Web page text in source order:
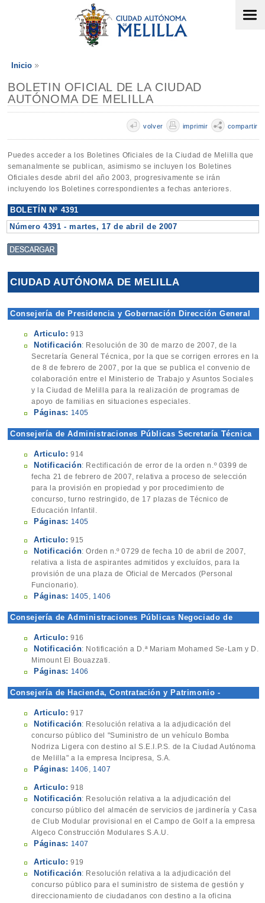
Inicio
BOLETIN OFICIAL DE LA CIUDAD
AUTÓNOMA DE MELILLA
volver imprimir compartir
Puedes acceder a los Boletines Oficiales de la Ciudad de Melilla que
semanalmente se publican, asimismo se incluyen los Boletines
Oficiales desde abril del año 2003, progresivamente se irán
incluyendo los Boletines correspondientes a fechas anteriores.
BOLETÍN Nº 4391
Número 4391 - martes, 17 de abril de 2007
CIUDAD AUTÓNOMA DE MELILLA
Consejería de Presidencia y Gobernación Dirección General
Articulo: 913
Notificación: Resolución de 30 de marzo de 2007, de la
Secretaría General Técnica, por la que se corrigen errores en la
de 8 de febrero de 2007, por la que se publica el convenio de
colaboración entre el Ministerio de Trabajo y Asuntos Sociales
y la Ciudad de Melilla para la realización de programas de
apoyo de familias en situaciones especiales.
Páginas: 1405
Consejería de Administraciones Públicas Secretaría Técnica
Articulo: 914
Notificación: Rectificación de error de la orden n.º 0399 de
fecha 21 de febrero de 2007, relativa a proceso de selección
para la provisión en propiedad y por procedimiento de
concurso, turno restringido, de 17 plazas de Técnico de
Educación Infantil.
Páginas: 1405
Articulo: 915
Notificación: Orden n.º 0729 de fecha 10 de abril de 2007,
relativa a lista de aspirantes admitidos y excluídos, para la
provisión de una plaza de Oficial de Mercados (Personal
Funcionario).
Páginas: 1405, 1406
Consejería de Administraciones Públicas Negociado de
Articulo: 916
Notificación: Notificación a D.ª Mariam Mohamed Se-Lam y D.
Mimount El Bouazzati.
Páginas: 1406
Consejería de Hacienda, Contratación y Patrimonio -
Articulo: 917
Notificación: Resolución relativa a la adjudicación del
concurso público del "Suministro de un vehículo Bomba
Nodriza Ligera con destino al S.E.I.P.S. de la Ciudad Autónoma
de Melilla" a la empresa Incipresa, S.A.
Páginas: 1406 , 1407
Articulo: 918
Notificación: Resolución relativa a la adjudicación del
concurso público del almacén de servicios de jardinería y Casa
de Club Modular provisional en el Campo de Golf a la empresa
Algeco Construcción Modulares S.A.U.
Páginas: 1407
Articulo: 919
Notificación: Resolución relativa a la adjudicación del
concurso público para el suministro de sistema de gestión y
direccionamiento de ciudadanos con destino a la oficina